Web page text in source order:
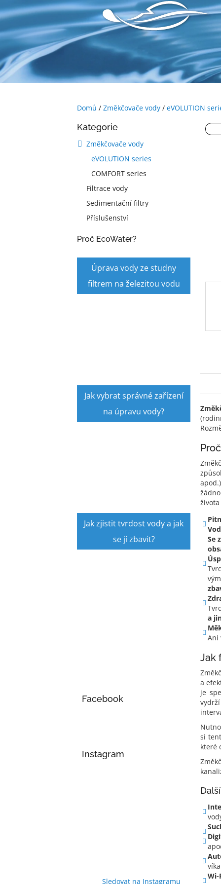
na
Domů / Změkčovače vody / eVOLUTION
Přeskočit
Kategorie
Změkčovače vody
eVOLUTION series
COMFORT series
Filtrace vody
Sedimentační filtry
Příslušenství
Proč EcoWater?
Úprava vody ze studny
filtrem na železitou vodu
Jak vybrat správné zařízení
na úpravu vody?
Jak zjistit tvrdost vody a jak
se jí zbavit?
Facebook
Instagram
Sledovat na Instagramu
Se
a
Ani
Jak
a
je
si
které